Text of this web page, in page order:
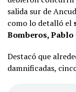
salida sur de
como lo detalló el
Bomberos, Pablo
Destacó que
damnificadas,